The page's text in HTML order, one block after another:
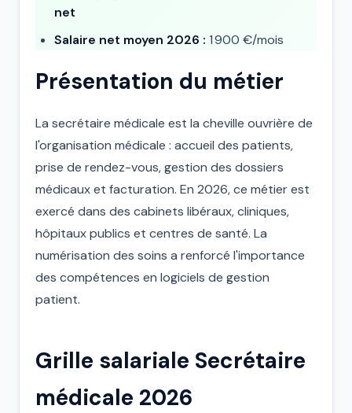
net
Salaire net moyen 2026 : 1 900 €/mois
Présentation du métier
La secrétaire médicale est la cheville ouvrière de
l'organisation médicale : accueil des patients,
prise de rendez-vous, gestion des dossiers
médicaux et facturation. En 2026, ce métier est
exercé dans des cabinets libéraux, cliniques,
hôpitaux publics et centres de santé. La
numérisation des soins a renforcé l'importance
des compétences en logiciels de gestion
patient.
Grille salariale Secrétaire
médicale 2026